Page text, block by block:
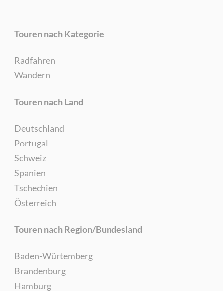
Touren nach Kategorie
Radfahren
Wandern
Touren nach Land
Deutschland
Portugal
Schweiz
Spanien
Tschechien
Österreich
Touren nach Region/Bundesland
Baden-Würtemberg
Brandenburg
Hamburg